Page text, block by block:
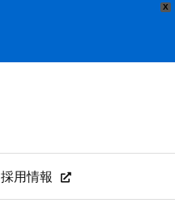
X
採用情報